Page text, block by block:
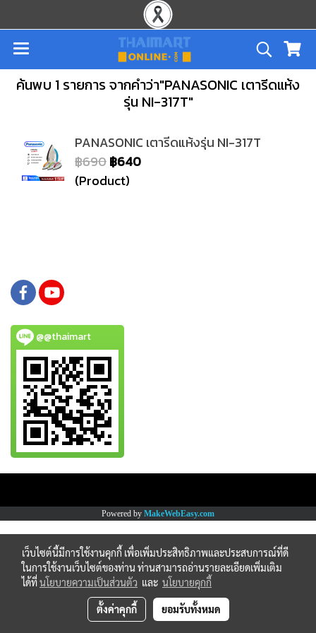
ค้นพบ 1 รายการ จากคำว่า"PANASONIC เตารีดแห้ง
รุ่น NI-317T"
PANASONIC เตารีดแห้งรุ่น NI-317T
฿690฿640
(Product)
@@thaimart
Powered by MakeWebEasy.com
เว็บไซต์นี้มีการใช้งานคุกกี้ เพื่อเพิ่มประสิทธิภาพและประสบการณ์ที่ดี
ในการใช้งานเว็บไซต์ของท่าน ท่านสามารถอ่านรายละเอียดเพิ่มเติม
ได้ที่นโยบายความเป็นส่วนตัว และ นโยบายคุกกี้
ตั้งค่าคุกกี้ ยอมรับทั้งหมด